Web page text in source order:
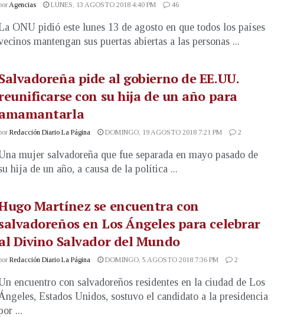
Agencias LUNES, 13 AGOSTO 2018 4:40 PM 46
ONU pidió este lunes 13 de agosto en que todos los países
mantengan sus puertas abiertas a las personas ...
pide al gobierno de EE.UU.
con su hija de un año para
Redacción Diario La Página DOMINGO, 19 AGOSTO 2018 7:21 PM 2
mujer salvadoreña que fue separada en mayo pasado de
hija de un año, a causa de la política ...
Martínez se encuentra con
en Los Ángeles para celebrar
Divino Salvador del Mundo
Redacción Diario La Página DOMINGO, 5 AGOSTO 2018 7:36 PM 2
encuentro con salvadoreños residentes en la ciudad de Los
Estados Unidos, sostuvo el candidato a la presidencia
...